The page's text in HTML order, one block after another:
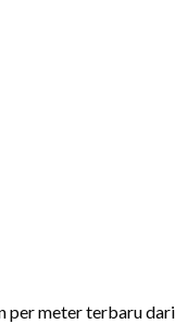
meter terbaru